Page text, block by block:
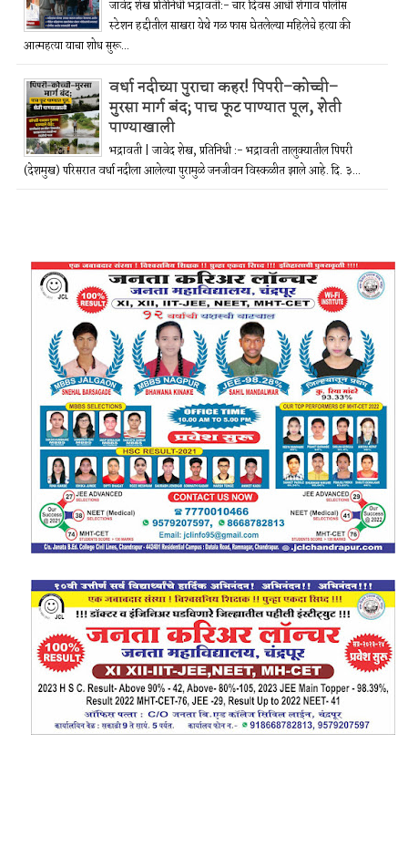
जावेद शेख प्रतिनिधी भद्रावती:- चार दिवस आधी शेगाव पोलीस
स्टेशन हद्दीतील साखरा येथे गळ फास घेतलेल्या महिलेचे हत्या की
आत्महत्या याचा शोध सुरू...
वर्धा नदीच्या पुराचा कहर! पिपरी–कोच्ची–
मुरसा मार्ग बंद; पाच फूट पाण्यात पूल, शेती
पाण्याखाली
भद्रावती | जावेद शेख, प्रतिनिधी :- भद्रावती तालुक्यातील पिपरी
(देशमुख) परिसरात वर्धा नदीला आलेल्या पुरामुळे जनजीवन विस्कळीत झाले आहे. दि. ३...